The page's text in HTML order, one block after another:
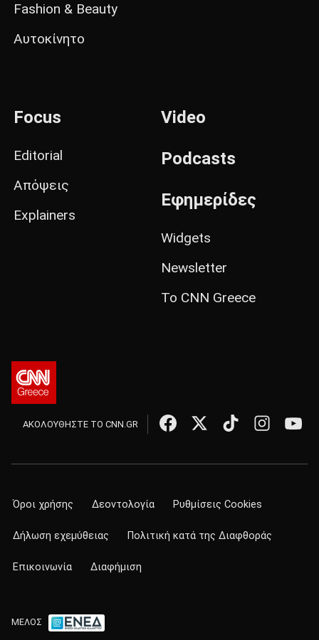
Fashion & Beauty
Αυτοκίνητο
Focus
Editorial
Απόψεις
Explainers
Video
Podcasts
Εφημερίδες
Widgets
Newsletter
Το CNN Greece
ΑΚΟΛΟΥΘΗΣΤΕ ΤΟ CNN.GR
Όροι χρήσης Δεοντολογία Ρυθμίσεις Cookies
Δήλωση εχεμύθειας Πολιτική κατά της Διαφθοράς
Επικοινωνία Διαφήμιση
ΜΕΛΟΣ